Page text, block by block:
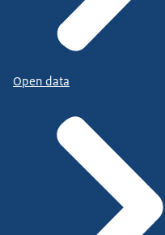
Open data